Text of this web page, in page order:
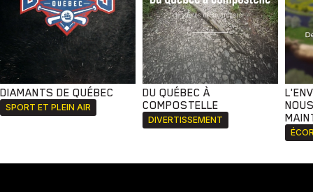
DIAMANTS DE QUÉBEC
SPORT ET PLEIN AIR
DU QUÉBEC À
COMPOSTELLE
DIVERTISSEMENT